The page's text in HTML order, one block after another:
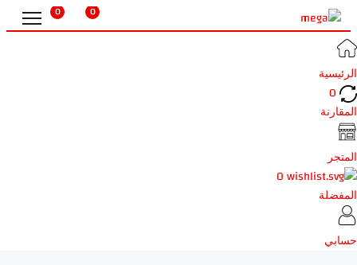
0
0
الرئيسية
0
المقارنة
المتجر
0
المفضلة
حسابي